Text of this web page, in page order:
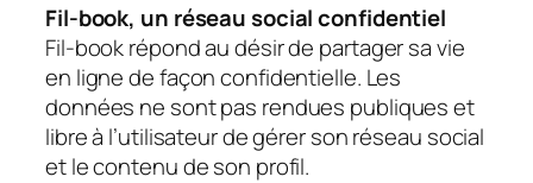
Fil-book, un réseau social confidentiel
Fil-book répond au désir de partager sa vie
en ligne de façon confidentielle. Les
données ne sont pas rendues publiques et
libre à l’utilisateur de gérer son réseau social
et le contenu de son profil.